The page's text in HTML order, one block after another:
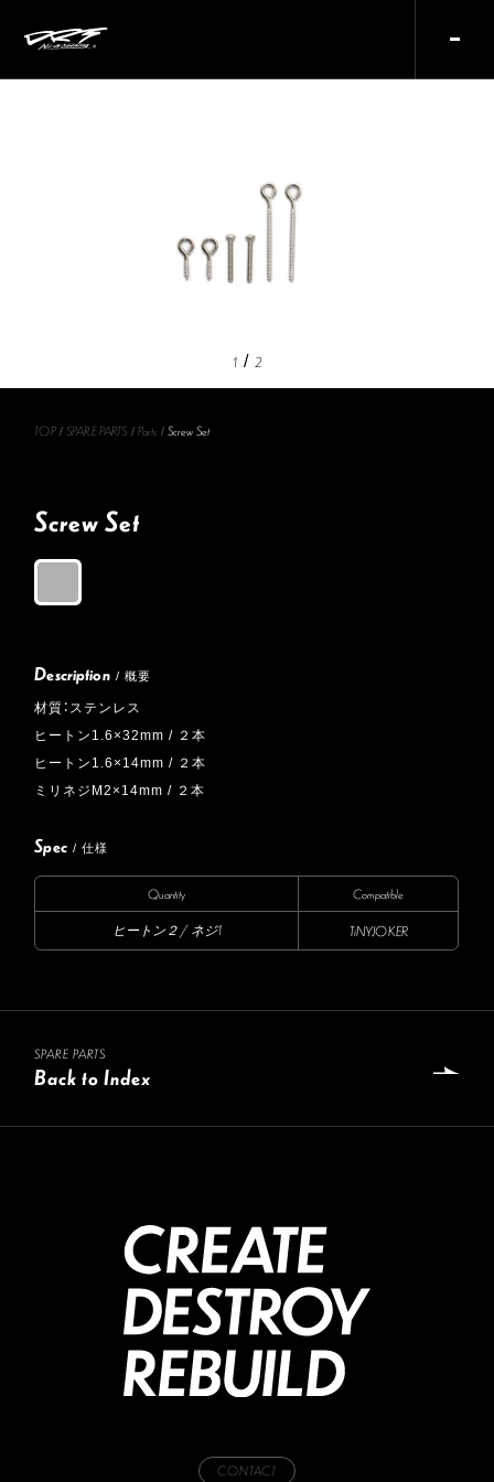
1 / 2
TOP/ SPARE PARTS / Parts / Screw Set
Screw Set
Description / 概要
材質：ステンレス
ヒートン1.6×32mm / ２本
ヒートン1.6×14mm / ２本
ミリネジM2×14mm / ２本
Spec / 仕様
Quantity Compatible
ヒートン２ / ネジ1 TiNYJOKER
SPARE PARTS
Back to Index
CONTACT